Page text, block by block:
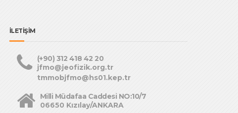
İLETİŞİM
(+90) 312 418 42 20
jfmo@jeofizik.org.tr
tmmobjfmo@hs01.kep.tr
Milli Müdafaa Caddesi NO:10/7
06650 Kızılay/ANKARA